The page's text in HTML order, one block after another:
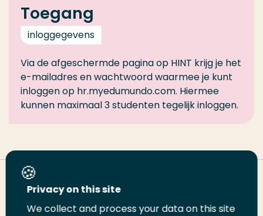
Toegang
inloggegevens
Via de afgeschermde pagina op HINT krijg je het
e-mailadres en wachtwoord waarmee je kunt
inloggen op hr.myedumundo.com. Hiermee
kunnen maximaal 3 studenten tegelijk inloggen.
Deel deze pagina
Privacy on this site
We collect and process your data on this site